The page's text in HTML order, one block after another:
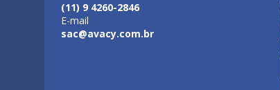
(11) 9 4260-2846
E-mail
sac@avacy.com.br